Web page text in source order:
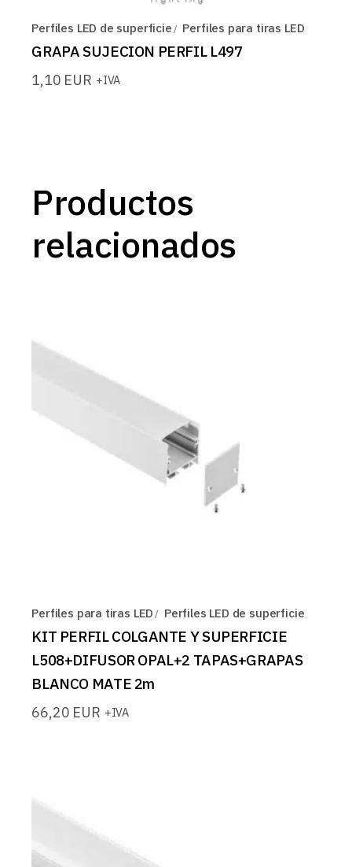
Perfiles LED de superficie Perfiles para tiras LED
GRAPA SUJECION PERFIL L497
1,10 EUR +IVA
Productos
relacionados
Perfiles para tiras LED Perfiles LED de superficie
KIT PERFIL COLGANTE Y SUPERFICIE
L508+DIFUSOR OPAL+2 TAPAS+GRAPAS
BLANCO MATE 2m
66,20 EUR +IVA